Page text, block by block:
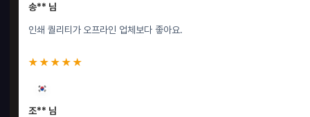
송** 님
인쇄 퀄리티가 오프라인 업체보다 좋아요.
★★★★★
조** 님